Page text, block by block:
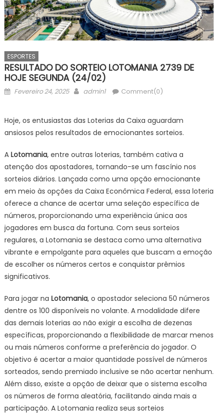
ESPORTES
RESULTADO DO SORTEIO LOTOMANIA 2739 DE
HOJE SEGUNDA (24/02)
Posted
Fevereiro 24, 2025 Author
admin1 Comment(0)
Hoje, os entusiastas das Loterias da Caixa aguardam
ansiosos pelos resultados de emocionantes sorteios.
A Lotomania, entre outras loterias, também cativa a
atenção dos apostadores, tornando-se um fascínio nos
sorteios diários. Lançada como uma opção emocionante
em meio às opções da Caixa Econômica Federal, essa loteria
oferece a chance de acertar uma seleção específica de
números, proporcionando uma experiência única aos
jogadores em busca da fortuna. Com seus sorteios
regulares, a Lotomania se destaca como uma alternativa
vibrante e empolgante para aqueles que buscam a emoção
de escolher os números certos e conquistar prêmios
significativos.
Para jogar na Lotomania, o apostador seleciona 50 números
dentre os 100 disponíveis no volante. A modalidade difere
das demais loterias ao não exigir a escolha de dezenas
específicas, proporcionando a flexibilidade de marcar menos
ou mais números conforme a preferência do jogador. O
objetivo é acertar a maior quantidade possível de números
sorteados, sendo premiado inclusive se não acertar nenhum.
Além disso, existe a opção de deixar que o sistema escolha
os números de forma aleatória, facilitando ainda mais a
participação. A Lotomania realiza seus sorteios